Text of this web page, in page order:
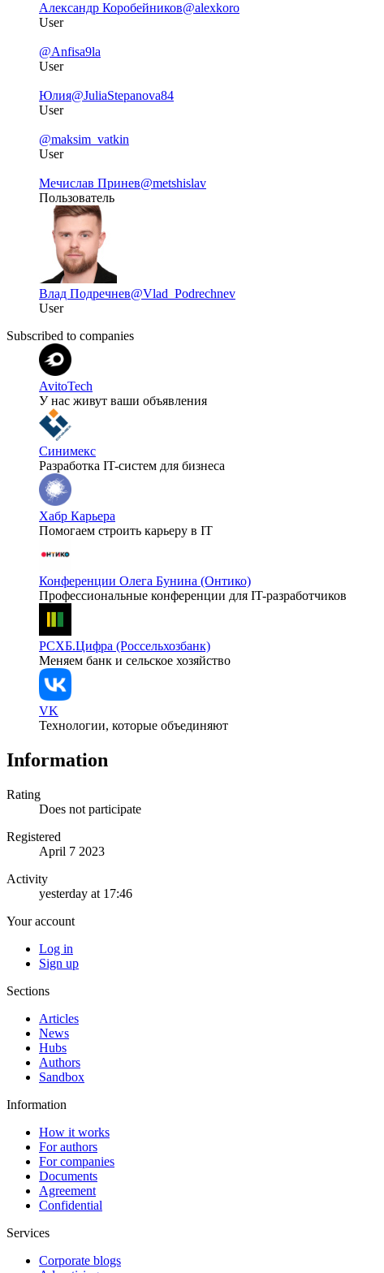
Александр Коробейников@alexkoro
User
@Anfisa9la
User
Юлия@JuliaStepanova84
User
@maksim_vatkin
User
Мечислав Принев@metshislav
Пользователь
Влад Подречнев@Vlad_Podrechnev
User
Subscribed to companies
AvitoTech
У нас живут ваши объявления
Синимекс
Разработка IT-систем для бизнеса
Хабр Карьера
Помогаем строить карьеру в IT
Конференции Олега Бунина (Онтико)
Профессиональные конференции для IT-разработчиков
РСХБ.Цифра (Россельхозбанк)
Меняем банк и сельское хозяйство
VK
Технологии, которые объединяют
Information
Rating
Does not participate
Registered
April 7 2023
Activity
yesterday at 17:46
Your account
Log in
Sign up
Sections
Articles
News
Hubs
Authors
Sandbox
Information
How it works
For authors
For companies
Documents
Agreement
Confidential
Services
Corporate blogs